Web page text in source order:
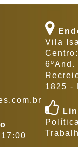
Vila
6ºAnd.
1825 -